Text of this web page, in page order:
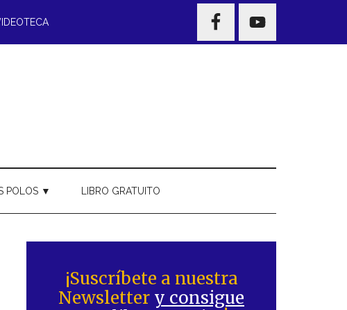
NAV
WIDGET
POLOS ▼ LIBRO GRATUITO
lateral
principal
¡Suscríbete a nuestra
Newsletter y consigue